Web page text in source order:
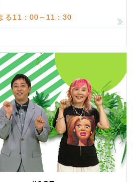
る11：00～11：30